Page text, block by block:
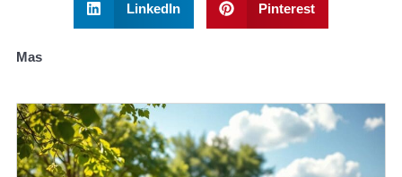
LinkedIn Pinterest
Mas